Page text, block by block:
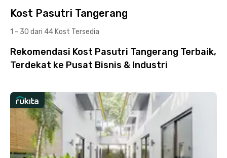
Kost Pasutri Tangerang
1 - 30 dari 44 Kost Tersedia
Rekomendasi Kost Pasutri Tangerang Terbaik,
Terdekat ke Pusat Bisnis & Industri